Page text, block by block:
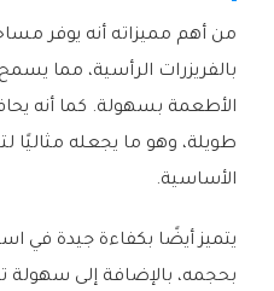
من أهم مميزاته أنه يوفر
بالفريزرات الرأسية، مما
الأطعمة بسهولة. كما أنه
طويلة، وهو ما يجعله مثاليًا
الأساسية.
يتميز أيضًا بكفاءة جيدة في
بحجمه، بالإضافة إلى سهولة